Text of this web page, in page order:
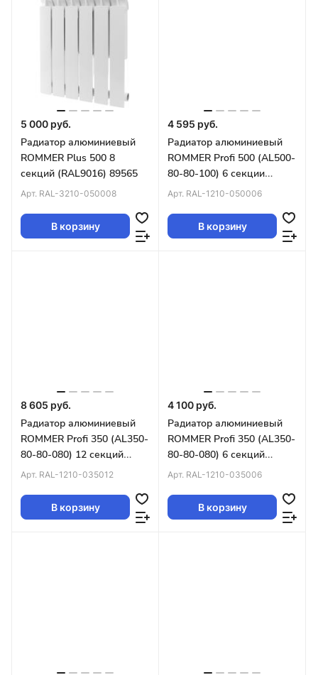
5 000 руб.
Радиатор алюминиевый
ROMMER Plus 500 8
секций (RAL9016) 89565
Арт. RAL-3210-050008
В корзину
4 595 руб.
Радиатор алюминиевый
ROMMER Profi 500 (AL500-
80-80-100) 6 секции
(RAL9016)
Арт. RAL-1210-050006
В корзину
8 605 руб.
Радиатор алюминиевый
ROMMER Profi 350 (AL350-
80-80-080) 12 секций
(RAL9016)
Арт. RAL-1210-035012
В корзину
4 100 руб.
Радиатор алюминиевый
ROMMER Profi 350 (AL350-
80-80-080) 6 секций
(RAL9016) 86621
Арт. RAL-1210-035006
В корзину